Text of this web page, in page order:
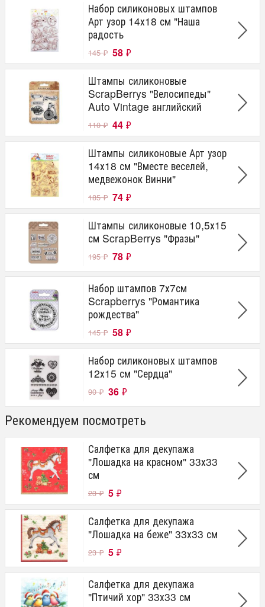
Набор силиконовых штампов
Арт узор 14х18 см "Наша
радость
145₽ 58 ₽
Штампы силиконовые
ScrapBerrys "Велосипеды"
Auto Vintage английский
110₽ 44 ₽
Штампы силиконовые Арт узор
14х18 см "Вместе веселей,
медвежонок Винни"
185₽ 74 ₽
Штампы силиконовые 10,5х15
см ScrapBerrys "Фразы"
195₽ 78 ₽
Набор штампов 7х7см
Scrapberrys "Романтика
рождества"
145₽ 58 ₽
Набор силиконовых штампов
12х15 см "Сердца"
90₽ 36 ₽
Рекомендуем посмотреть
Салфетка для декупажа
"Лошадка на красном" 33х33
см
23₽ 5 ₽
Салфетка для декупажа
"Лошадка на беже" 33х33 см
23₽ 5 ₽
Салфетка для декупажа
"Птичий хор" 33х33 см